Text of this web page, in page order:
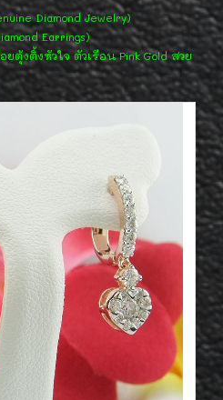
Diamond Jewelry)
Earrings)
ตุ้งติ้งหัวใจ ตัวเรือน Pink Gold สวย